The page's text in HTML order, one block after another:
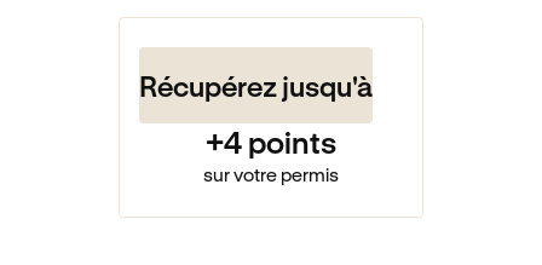
Récupérez jusqu'à
+4 points
sur votre permis